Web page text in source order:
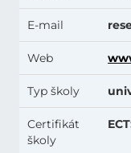
E-mail
Web
Typ školy
Certifikát
školy